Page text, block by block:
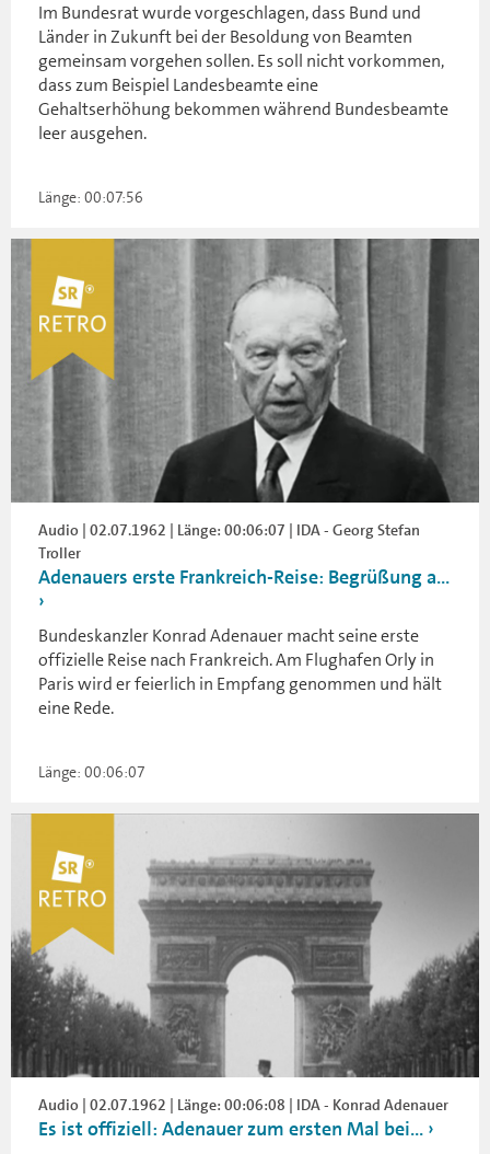
Im Bundesrat wurde vorgeschlagen, dass Bund und
Länder in Zukunft bei der Besoldung von Beamten
gemeinsam vorgehen sollen. Es soll nicht vorkommen,
dass zum Beispiel Landesbeamte eine
Gehaltserhöhung bekommen während Bundesbeamte
leer ausgehen.
Länge: 00:07:56
Audio | 02.07.1962 | Länge: 00:06:07 | IDA - Georg Stefan
Troller
Adenauers erste Frankreich-Reise: Begrüßung a...
Bundeskanzler Konrad Adenauer macht seine erste
offizielle Reise nach Frankreich. Am Flughafen Orly in
Paris wird er feierlich in Empfang genommen und hält
eine Rede.
Länge: 00:06:07
Audio | 02.07.1962 | Länge: 00:06:08 | IDA - Konrad Adenauer
Es ist offiziell: Adenauer zum ersten Mal bei...